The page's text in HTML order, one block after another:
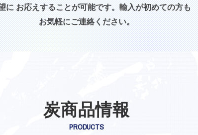
に お応えすることが可能です。輸入が初めての方も
お気軽にご連絡ください。
炭商品情報
PRODUCTS